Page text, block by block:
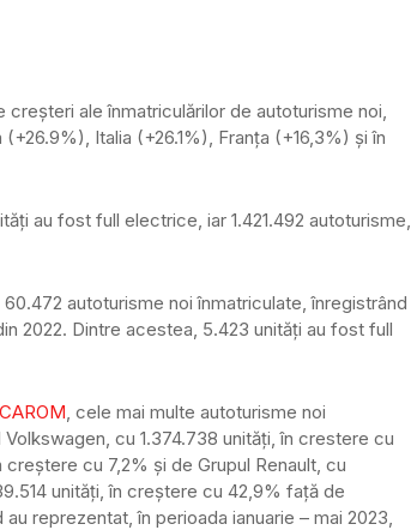
ale înmatriculărilor de autoturisme noi,
Italia (+26.1%), Franța (+16,3%) și în
au fost full electrice, iar 1.421.492 autoturisme,
autoturisme noi înmatriculate, înregistrând
2022. Dintre acestea, 5.423 unități au fost full
, cele mai multe autoturisme noi
cu 1.374.738 unități, în crestere cu
cu 7,2% și de Grupul Renault, cu
unități, în creștere cu 42,9% față de
reprezentat, în perioada ianuarie – mai 2023,